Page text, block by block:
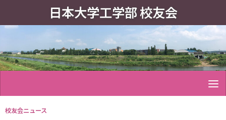
日本大学工学部 校友会
校友会ニュース